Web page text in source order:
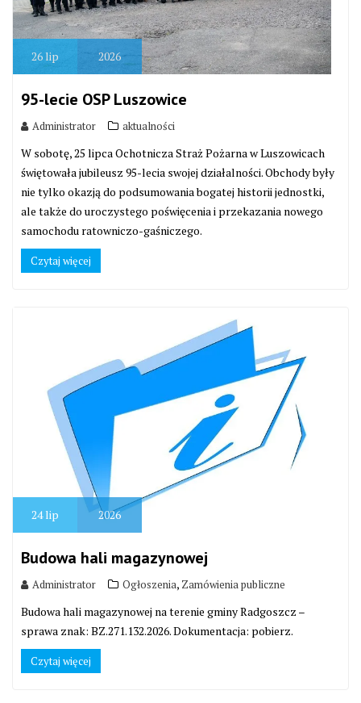
26lip 2026
95-lecie OSP Luszowice
Administrator aktualności
W sobotę, 25 lipca Ochotnicza Straż Pożarna w Luszowicach
świętowała jubileusz 95-lecia swojej działalności. Obchody były
nie tylko okazją do podsumowania bogatej historii jednostki,
ale także do uroczystego poświęcenia i przekazania nowego
samochodu ratowniczo-gaśniczego.
Czytaj więcej
24lip 2026
Budowa hali magazynowej
Administrator Ogłoszenia, Zamówienia publiczne
Budowa hali magazynowej na terenie gminy Radgoszcz –
sprawa znak: BZ.271.132.2026. Dokumentacja: pobierz.
Czytaj więcej